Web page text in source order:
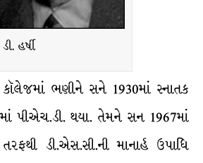
હર્ષી
ભણીને સને 1930માં સ્નાતક
પીએચ.ડી. થયા. તેમને સન 1967માં
તરફથી ડી.એસ.સી.ની માનાર્હ ઉપાધિ